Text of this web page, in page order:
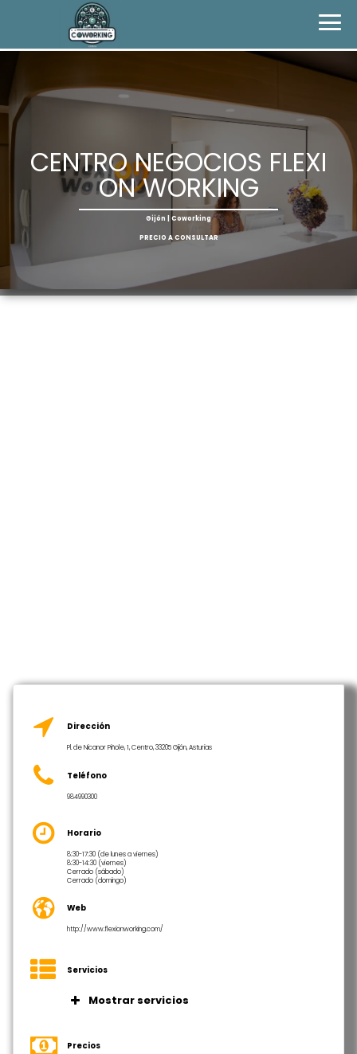
CENTRO NEGOCIOS FLEXI
ON WORKING
Gijón | Coworking
PRECIO A CONSULTAR
Dirección
Pl. de Nicanor Piñole, 1, Centro, 33205 Gijón, Asturias
Teléfono
984990300
Horario
8:30-17:30 (de lunes a viernes)
8:30-14:30 (viernes)
Cerrado (sábado)
Cerrado (domingo)
Web
http://www.flexionworking.com/
Servicios
Mostrar servicios
Precios